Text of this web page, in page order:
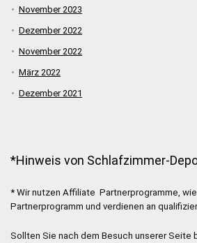
November 2023
Dezember 2022
November 2022
März 2022
Dezember 2021
*Hinweis von Schlafzimmer-
* Wir nutzen Affiliate Partnerprogramme,
Partnerprogramm und verdienen an
Sollten Sie nach dem Besuch unserer Seite